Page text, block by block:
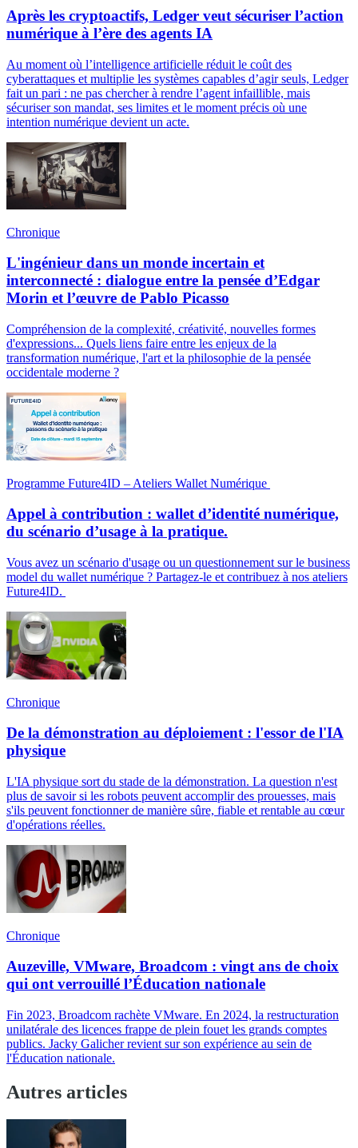
Après les cryptoactifs, Ledger veut sécuriser l’action
numérique à l’ère des agents IA
Au moment où l’intelligence artificielle réduit le coût des
cyberattaques et multiplie les systèmes capables d’agir seuls, Ledger
fait un pari : ne pas chercher à rendre l’agent infaillible, mais
sécuriser son mandat, ses limites et le moment précis où une
intention numérique devient un acte.
Chronique
L'ingénieur dans un monde incertain et
interconnecté : dialogue entre la pensée d’Edgar
Morin et l’œuvre de Pablo Picasso
Compréhension de la complexité, créativité, nouvelles formes
d'expressions... Quels liens faire entre les enjeux de la
transformation numérique, l'art et la philosophie de la pensée
occidentale moderne ?
Programme Future4ID – Ateliers Wallet Numérique
Appel à contribution : wallet d’identité numérique,
du scénario d’usage à la pratique.
Vous avez un scénario d'usage ou un questionnement sur le business
model du wallet numérique ? Partagez-le et contribuez à nos ateliers
Future4ID.
Chronique
De la démonstration au déploiement : l'essor de l'IA
physique
L'IA physique sort du stade de la démonstration. La question n'est
plus de savoir si les robots peuvent accomplir des prouesses, mais
s'ils peuvent fonctionner de manière sûre, fiable et rentable au cœur
d'opérations réelles.
Chronique
Auzeville, VMware, Broadcom : vingt ans de choix
qui ont verrouillé l’Éducation nationale
Fin 2023, Broadcom rachète VMware. En 2024, la restructuration
unilatérale des licences frappe de plein fouet les grands comptes
publics. Jacky Galicher revient sur son expérience au sein de
l'Éducation nationale.
Autres articles